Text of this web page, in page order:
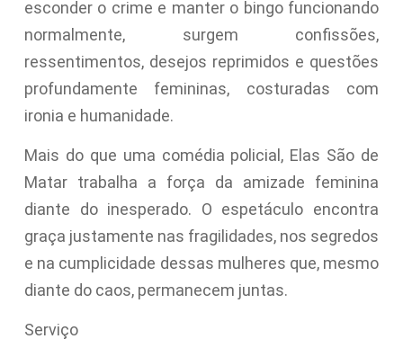
esconder o crime e manter o bingo funcionando
normalmente, surgem confissões,
ressentimentos, desejos reprimidos e questões
profundamente femininas, costuradas com
ironia e humanidade.
Mais do que uma comédia policial, Elas São de
Matar trabalha a força da amizade feminina
diante do inesperado. O espetáculo encontra
graça justamente nas fragilidades, nos segredos
e na cumplicidade dessas mulheres que, mesmo
diante do caos, permanecem juntas.
Serviço